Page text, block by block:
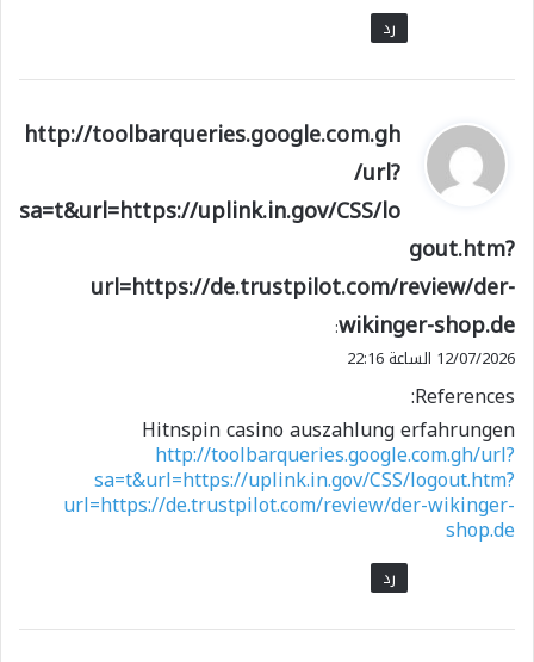
رد
ي
ق
و
ل
http://toolbarqueries.google.com.gh
/url?
sa=t&url=https://uplink.in.gov/CSS/lo
gout.htm?
url=https://de.trustpilot.com/review/der-
wikinger-shop.de
:
12/07/2026 الساعة 22:16
References:
Hitnspin casino auszahlung erfahrungen
http://toolbarqueries.google.com.gh/url?
sa=t&url=https://uplink.in.gov/CSS/logout.htm?
url=https://de.trustpilot.com/review/der-wikinger-
shop.de
رد